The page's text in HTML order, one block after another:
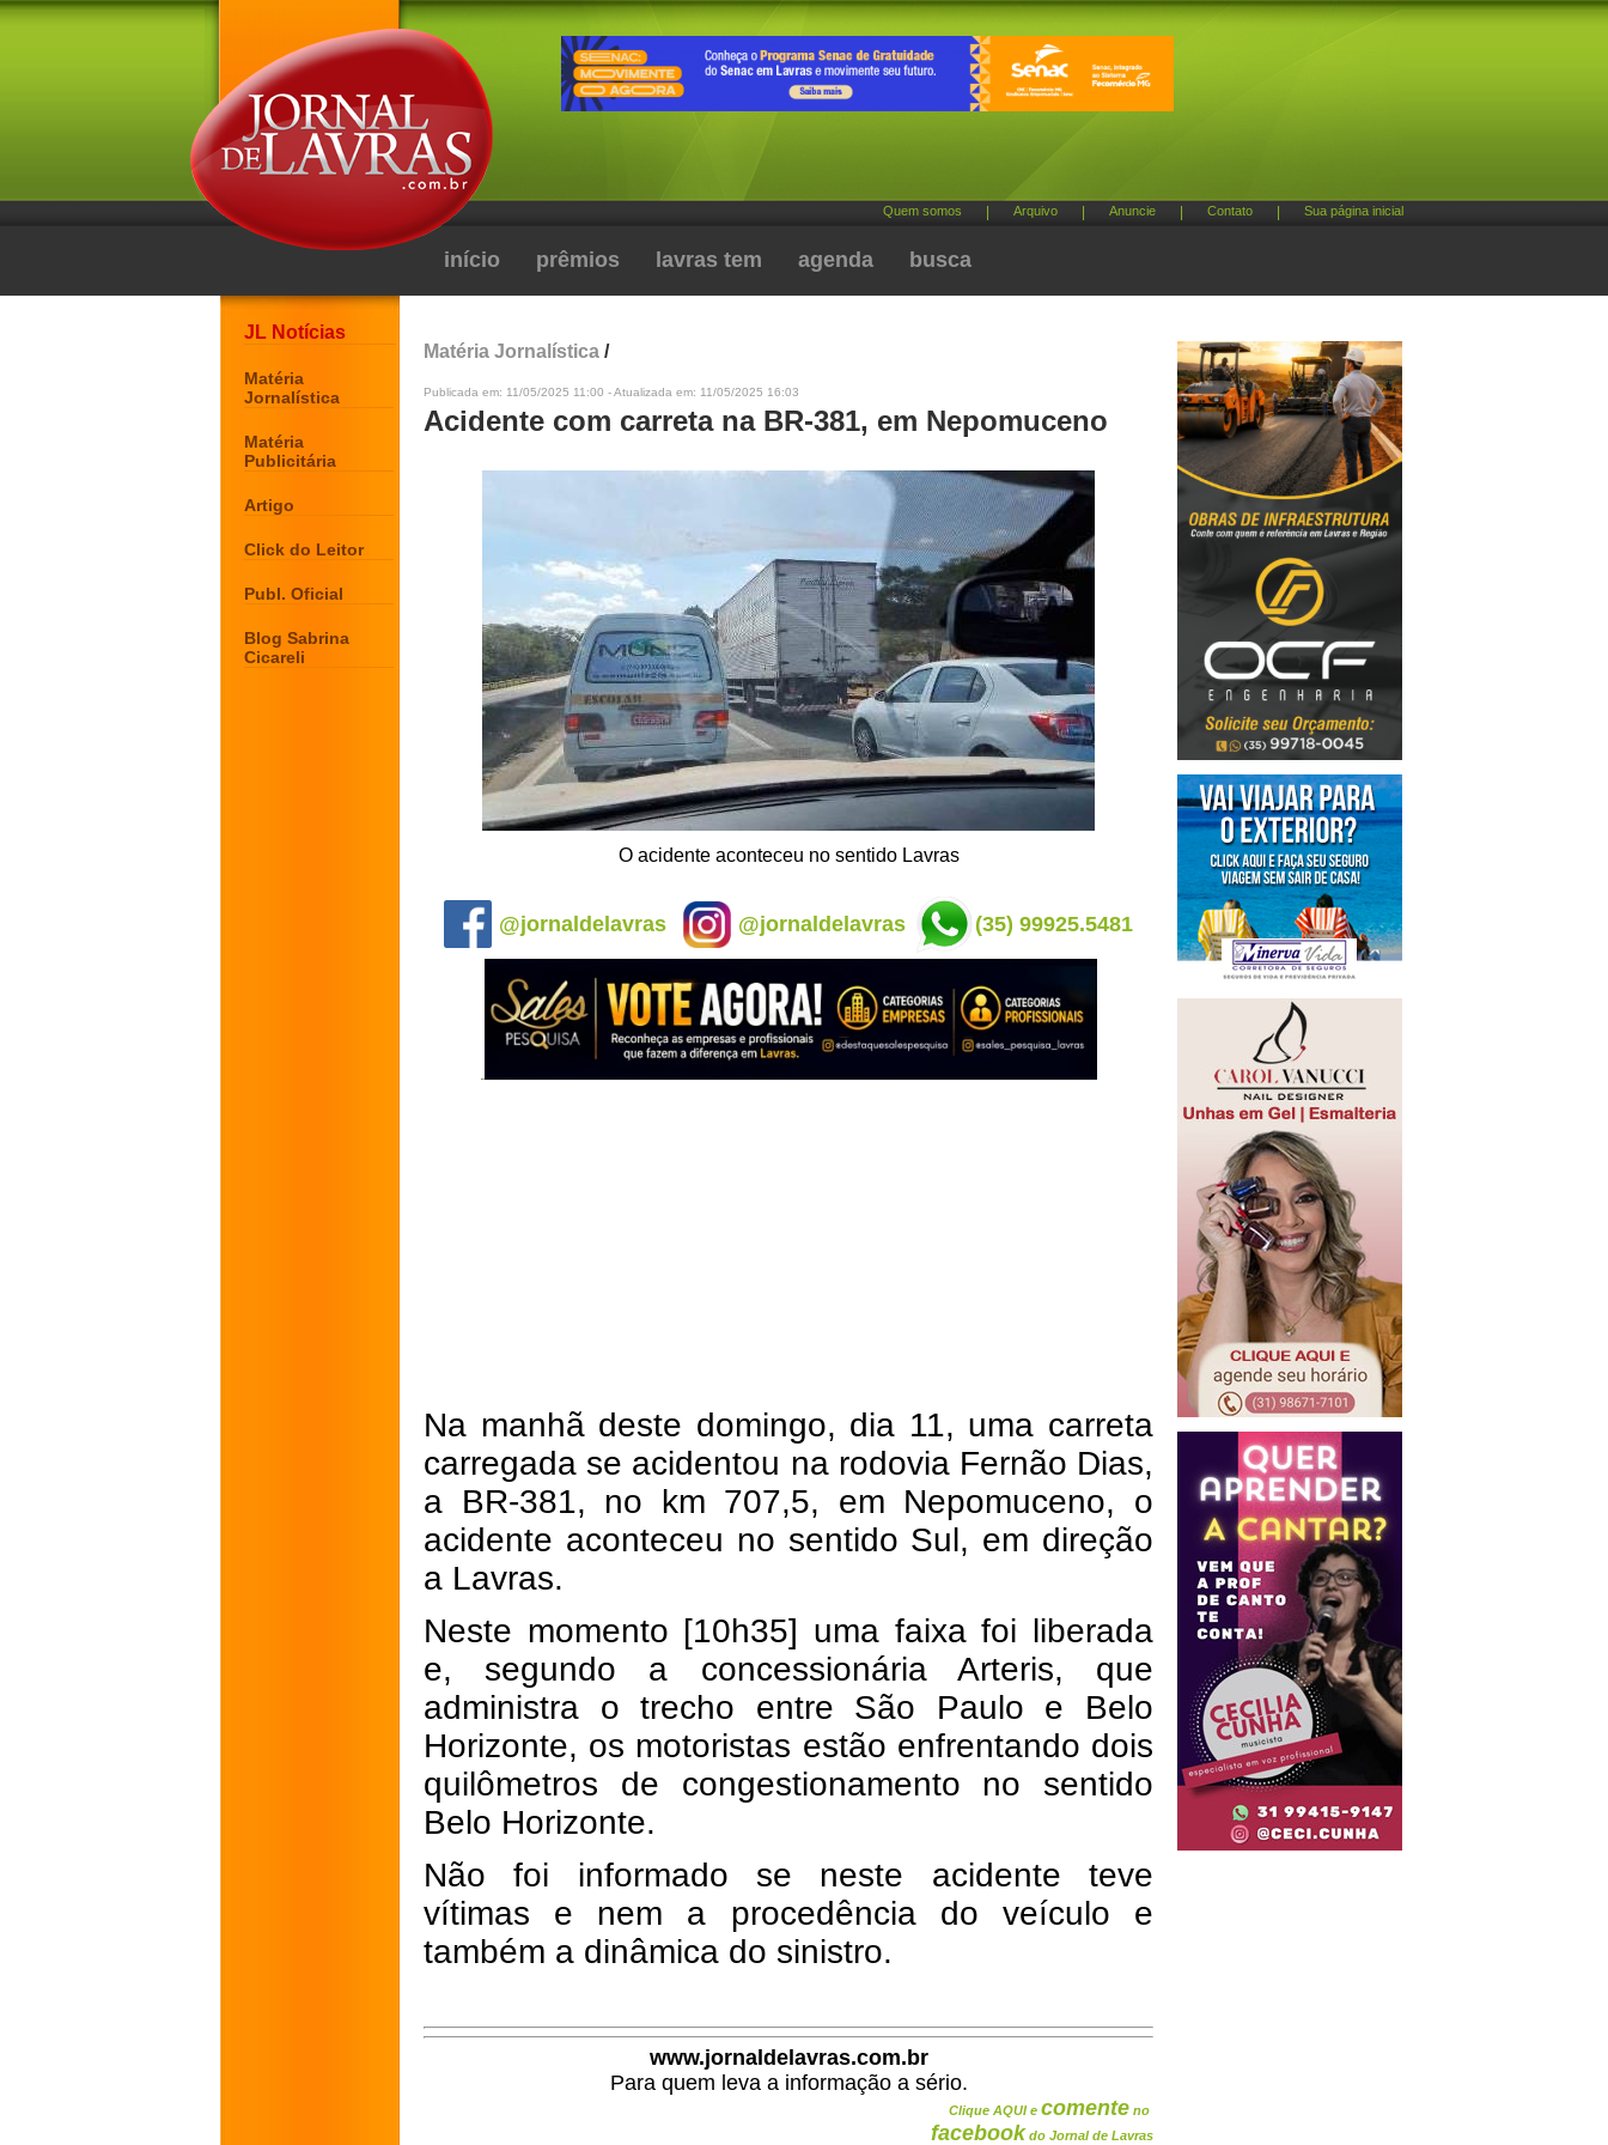
Quem somos Arquivo Anuncie Contato Sua página inicial
início prêmios lavras tem agenda busca
JL Notícias
Matéria
Jornalística
Matéria
Publicitária
Artigo
Click do Leitor
Publ. Oficial
Blog Sabrina
Cicareli
Matéria Jornalística /
Publicada em: 11/05/2025 11:00 - Atualizada em: 11/05/2025 16:03
Acidente com carreta na BR-381, em Nepomuceno
O acidente aconteceu no sentido Lavras
@jornaldelavras @jornaldelavras (35) 99925.5481
Na manhã deste domingo, dia 11, uma carreta
carregada se acidentou na rodovia Fernão Dias,
a BR-381, no km 707,5, em Nepomuceno, o
acidente aconteceu no sentido Sul, em direção
a Lavras.
Neste momento [10h35] uma faixa foi liberada
e, segundo a concessionária Arteris, que
administra o trecho entre São Paulo e Belo
Horizonte, os motoristas estão enfrentando dois
quilômetros de congestionamento no sentido
Belo Horizonte.
Não foi informado se neste acidente teve
vítimas e nem a procedência do veículo e
também a dinâmica do sinistro.
www.jornaldelavras.com.br
Para quem leva a informação a sério.
Clique AQUI e comente no
facebook do Jornal de Lavras